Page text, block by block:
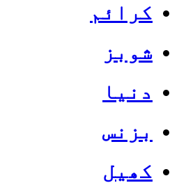
کرائم
شوبز
دنیا
بزنس
کھیل